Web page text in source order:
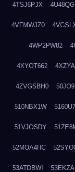
4TSJ6PJX
4VFMWJZ0
4WP2PW82
4XYOT662
4ZVGSBH0
510NBX1W
51VJOSDY
52MOA4HC
53ATDBWI